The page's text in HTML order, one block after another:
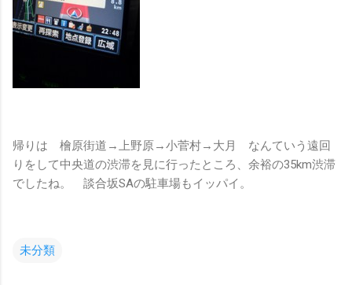
帰りは 檜原街道→上野原→小菅村→大月 なんていう遠回
りをして中央道の渋滞を見に行ったところ、余裕の35km渋滞
でしたね。 談合坂SAの駐車場もイッパイ。
未分類